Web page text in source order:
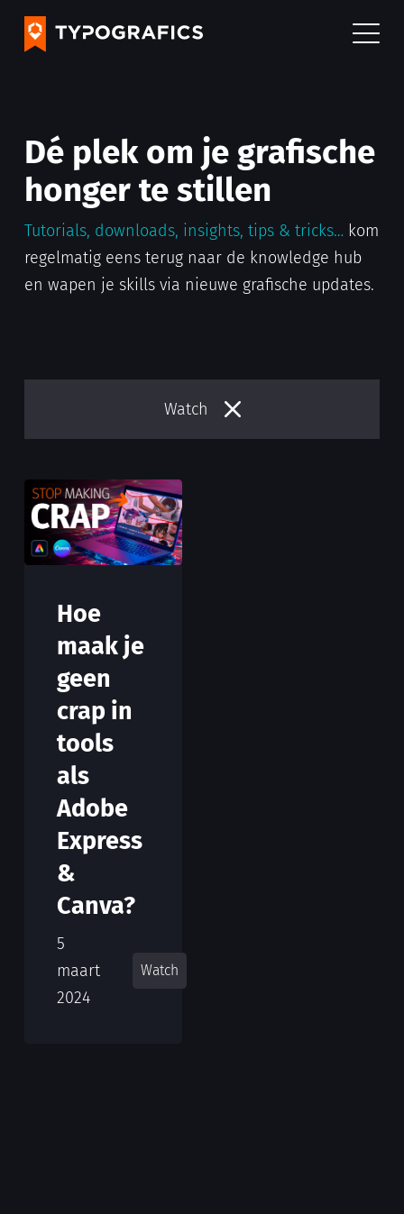
Dé plek om je grafische
honger te stillen
Tutorials, downloads, insights, tips & tricks… kom
regelmatig eens terug naar de knowledge hub
en wapen je skills via nieuwe grafische updates.
Watch
Hoe
maak je
geen
crap in
tools
als
Adobe
Express
&
Canva?
5
maart
2024
Watch